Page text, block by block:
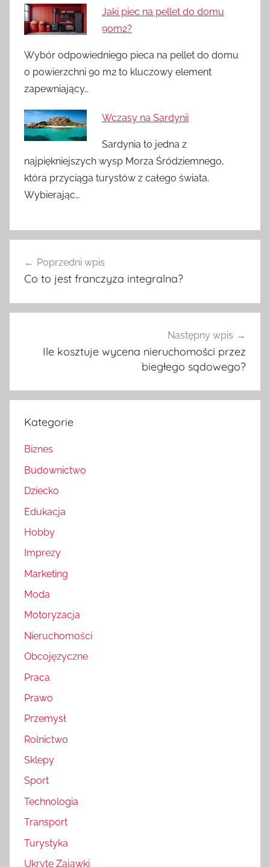
Jaki piec na pellet do domu
90m2?
Wybór odpowiedniego pieca na pellet do domu
o powierzchni 90 m2 to kluczowy element
zapewniający…
Wczasy na Sardynii
Sardynia to jedna z
najpiękniejszych wysp Morza Śródziemnego,
która przyciąga turystów z całego świata.
Wybierając…
wpisu
Poprzedni wpis
Co to jest franczyza integralna?
Następny wpis
Ile kosztuje wycena nieruchomości przez
biegłego sądowego?
Kategorie
Biznes
Budownictwo
Dziecko
Edukacja
Hobby
Imprezy
Marketing
Moda
Motoryzacja
Nieruchomości
Obcojęzyczne
Praca
Prawo
Przemysł
Rolnictwo
Sklepy
Sport
Technologia
Transport
Turystyka
Ukryte Zajawki